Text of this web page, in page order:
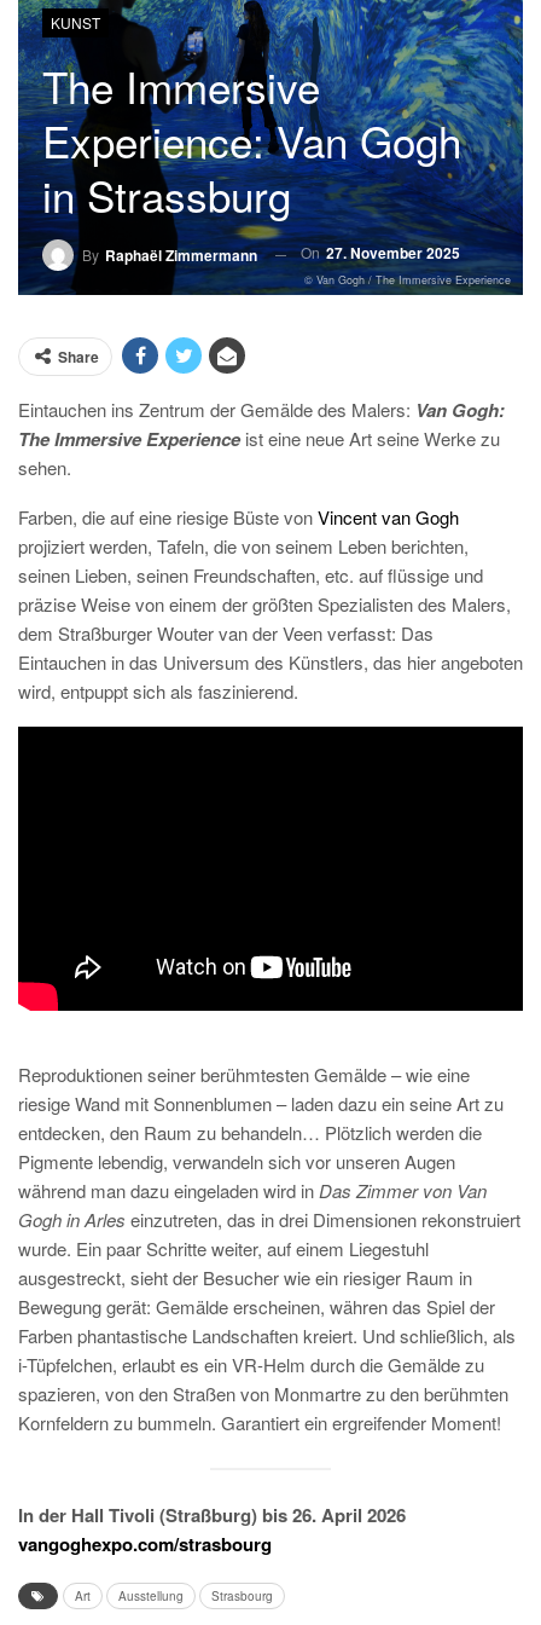
KUNST
The Immersive
Experience: Van Gogh
in Strassburg
By Raphaël Zimmermann On27. November 2025
© Van Gogh / The Immersive Experience
Share
Eintauchen ins Zentrum der Gemälde des Malers: Van Gogh:
The Immersive Experienceist eine neue Art seine Werke zu
sehen.
Farben, die auf eine riesige Büste vonVincent van Gogh
projiziert werden, Tafeln, die von seinem Leben berichten,
seinen Lieben, seinen Freundschaften, etc. auf flüssige und
präzise Weise von einem der größten Spezialisten des Malers,
dem Straßburger Wouter van der Veen verfasst: Das
Eintauchen in das Universum des Künstlers, das hier angeboten
wird, entpuppt sich als faszinierend.
Reproduktionen seiner berühmtesten Gemälde – wie eine
riesige Wand mit Sonnenblumen – laden dazu ein seine Art zu
entdecken, den Raum zu behandeln… Plötzlich werden die
Pigmente lebendig, verwandeln sich vor unseren Augen
während man dazu eingeladen wird in Das Zimmer von Van
Gogh in Arles einzutreten, das in drei Dimensionen rekonstruiert
wurde. Ein paar Schritte weiter, auf einem Liegestuhl
ausgestreckt, sieht der Besucher wie ein riesiger Raum in
Bewegung gerät: Gemälde erscheinen, währen das Spiel der
Farben phantastische Landschaften kreiert. Und schließlich, als
i-Tüpfelchen, erlaubt es ein VR-Helm durch die Gemälde zu
spazieren, von den Straßen von Monmartre zu den berühmten
Kornfeldern zu bummeln. Garantiert ein ergreifender Moment!
In der Hall Tivoli (Straßburg) bis 26. April 2026
vangoghexpo.com/strasbourg
Art Ausstellung Strasbourg